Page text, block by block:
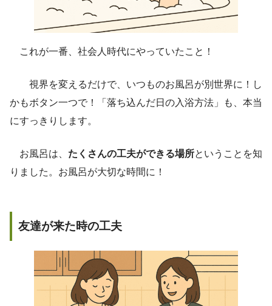
これが一番、社会人時代にやっていたこと！
視界を変えるだけで、いつものお風呂が別世界に！し
かもボタン一つで！「落ち込んだ日の入浴方法」も、本当
にすっきりします。
お風呂は、 たくさんの工夫ができる場所ということを知
りました。お風呂が大切な時間に！
友達が来た時の工夫